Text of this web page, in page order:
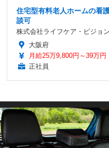
住宅型有料老人ホームの看
談可
株式会社ライフケア・ビジョ
大阪府
月給25万9,800円～39万円
正社員